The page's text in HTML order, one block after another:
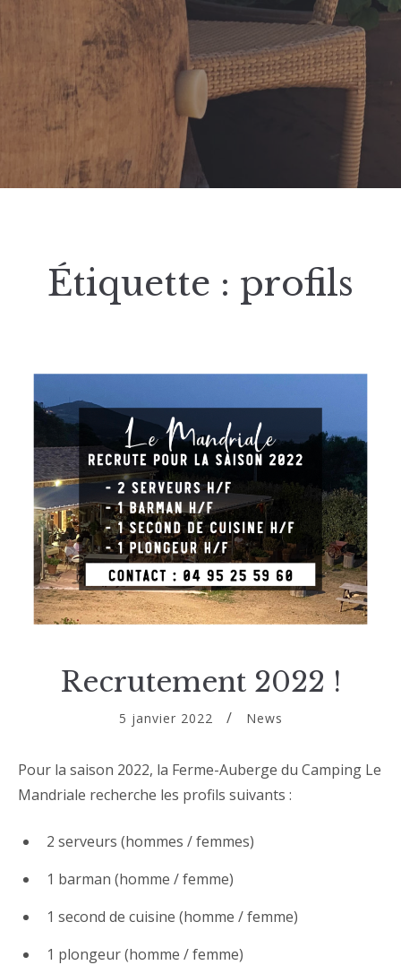
Étiquette : profils
Recrutement 2022 !
5 janvier 2022 News
Pour la saison 2022, la Ferme-Auberge du Camping Le
Mandriale recherche les profils suivants :
2 serveurs (hommes / femmes)
1 barman (homme / femme)
1 second de cuisine (homme / femme)
1 plongeur (homme / femme)